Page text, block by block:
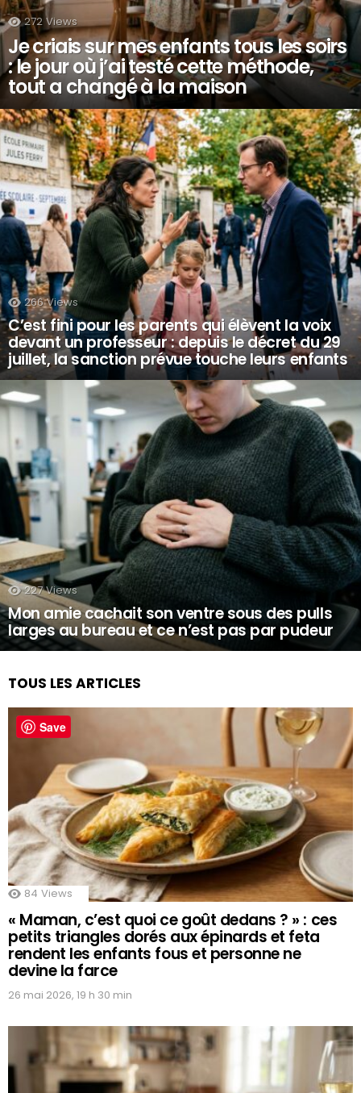
272 Views
Je criais sur mes enfants tous les soirs
: le jour où j’ai testé cette méthode,
tout a changé à la maison
266 Views
C’est fini pour les parents qui élèvent la voix
devant un professeur : depuis le décret du 29
juillet, la sanction prévue touche leurs enfants
227 Views
Mon amie cachait son ventre sous des pulls
larges au bureau et ce n’est pas par pudeur
TOUS LES ARTICLES
84 Views
« Maman, c’est quoi ce goût dedans ? » : ces
petits triangles dorés aux épinards et feta
rendent les enfants fous et personne ne
devine la farce
26 mai 2026, 19 h 30 min
Save